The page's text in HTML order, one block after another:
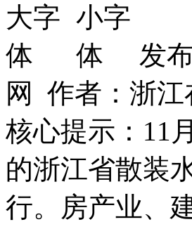
发
网 作者：浙江
核心提示：11
的浙江省散装
行。房产业、